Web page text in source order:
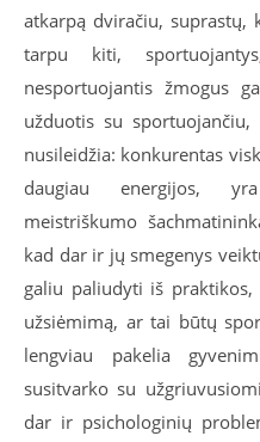
atkarpą dviračiu,
tarpu kiti,
nesportuojantis žmogus
užduotis su
nusileidžia: konkurentas
daugiau energijos,
meistriškumo
kad dar ir jų smegenys
galiu paliudyti iš
užsiėmimą, ar tai būtų
lengviau pakelia
susitvarko su
dar ir psichologinių